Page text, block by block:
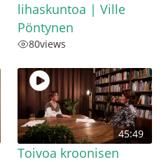
lihaskuntoa | Ville
Pöntynen
80views
45:49
Toivoa kroonisen